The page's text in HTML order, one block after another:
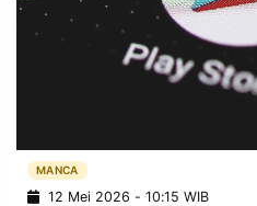
INFORMASI
IKLAN
MANCA
12 Mei 2026 - 10:15 WIB